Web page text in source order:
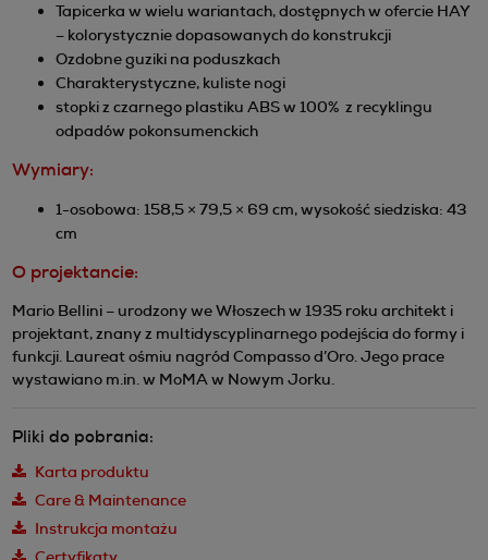
Tapicerka w wielu wariantach, dostępnych w ofercie HAY
– kolorystycznie dopasowanych do konstrukcji
Ozdobne guziki na poduszkach
Charakterystyczne, kuliste nogi
stopki z czarnego plastiku ABS w 100% z recyklingu
odpadów pokonsumenckich
Wymiary:
1-osobowa: 158,5 × 79,5 × 69 cm, wysokość siedziska: 43
cm
O projektancie:
Mario Bellini – urodzony we Włoszech w 1935 roku architekt i
projektant, znany z multidyscyplinarnego podejścia do formy i
funkcji. Laureat ośmiu nagród Compasso d’Oro. Jego prace
wystawiano m.in. w MoMA w Nowym Jorku.
Pliki do pobrania:
Karta produktu
Care & Maintenance
Instrukcja montażu